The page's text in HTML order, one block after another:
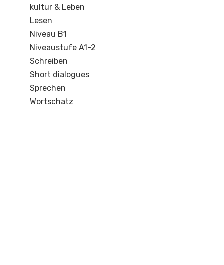
kultur & Leben
Lesen
Niveau B1
Niveaustufe A1-2
Schreiben
Short dialogues
Sprechen
Wortschatz